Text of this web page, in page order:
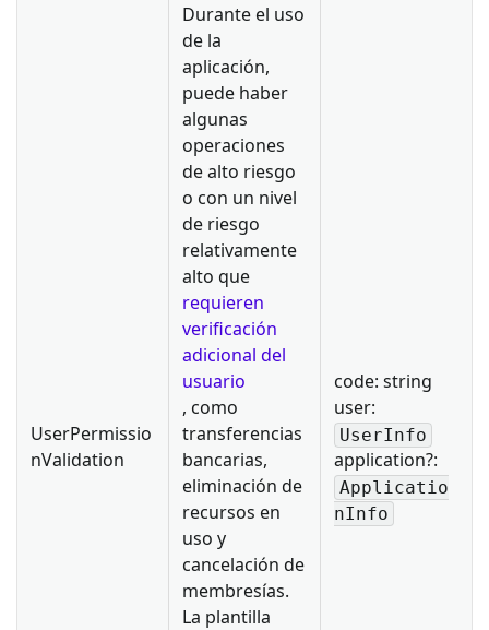
UserPermissio
nValidation
Durante el uso
de la
aplicación,
puede haber
algunas
operaciones
de alto riesgo
o con un nivel
de riesgo
relativamente
alto que
requieren
verificación
adicional del
usuario
, como
transferencias
bancarias,
eliminación de
recursos en
uso y
cancelación de
membresías.
La plantilla
code: string
user:
UserInfo
application?:
Applicatio
nInfo